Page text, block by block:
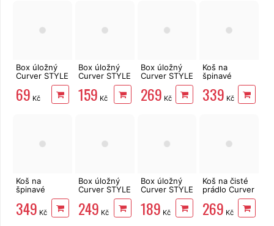
Box úložný
Curver STYLE
S krémový
03614-885
69 Kč
Box úložný
Curver STYLE
L krémový
03616-885
159 Kč
Box úložný
Curver STYLE
s víkem L
krémový
03619-885
269 Kč
Koš na
špinavé
prádlo Curver
RATTAN
STYLE 60 l
339 Kč
Koš na
špinavé
prádlo Curver
RATTAN
STYLE 40l
349 Kč
Box úložný
Curver STYLE
s víkem M
krémový
03618-885
249 Kč
Box úložný
Curver STYLE
s víkem S
krémový
03617-885
189 Kč
Koš na čisté
prádlo Curver
STYLE 45l
krémový
269 Kč